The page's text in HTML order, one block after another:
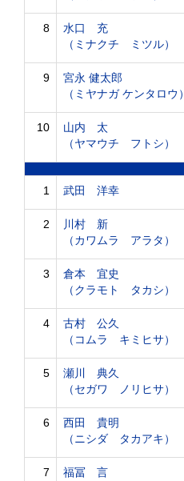
8
水口 充
（ミナクチ ミツル）
9
宮永 健太郎
（ミヤナガ ケンタロウ）
10
山内 太
（ヤマウチ フトシ）
1 武田 洋幸
2
川村 新
（カワムラ アラタ）
3
倉本 宜史
（クラモト タカシ）
4
古村 公久
（コムラ キミヒサ）
5
瀬川 典久
（セガワ ノリヒサ）
6
西田 貴明
（ニシダ タカアキ）
7
福冨 言